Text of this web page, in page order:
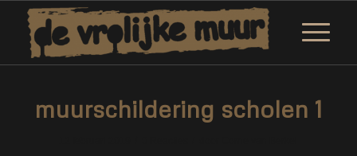
muurschildering scholen 1